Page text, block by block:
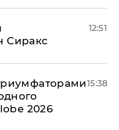
Сиракс
12:51
2026
15:38